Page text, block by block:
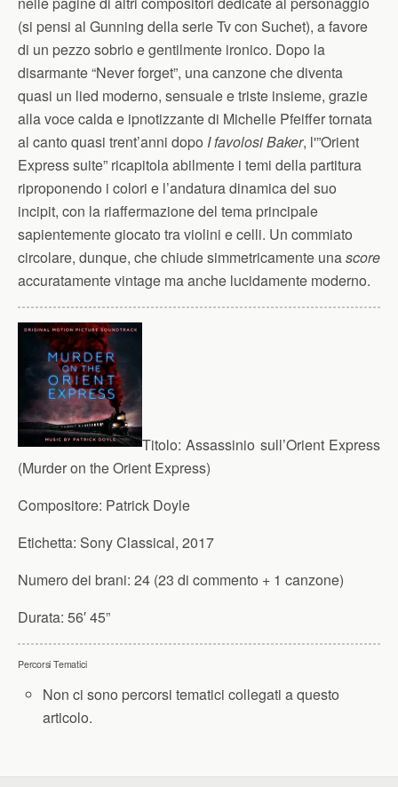
(si pensi al Gunning della serie Tv con Suchet), a favore
di un pezzo sobrio e gentilmente ironico. Dopo la
disarmante “Never forget”, una canzone che diventa
quasi un lied moderno, sensuale e triste insieme, grazie
alla voce calda e ipnotizzante di Michelle Pfeiffer tornata
al canto quasi trent’anni dopo I favolosi Baker, l'”Orient
Express suite” ricapitola abilmente i temi della partitura
riproponendo i colori e l’andatura dinamica del suo
incipit, con la riaffermazione del tema principale
sapientemente giocato tra violini e celli. Un commiato
circolare, dunque, che chiude simmetricamente unascore
accuratamente vintage ma anche lucidamente moderno.
Titolo: Assassinio sull’Orient Express
(Murder on the Orient Express)
Compositore: Patrick Doyle
Etichetta: Sony Classical, 2017
Numero dei brani: 24 (23 di commento + 1 canzone)
Durata: 56′ 45”
Percorsi Tematici
Non ci sono percorsi tematici collegati a questo
articolo.